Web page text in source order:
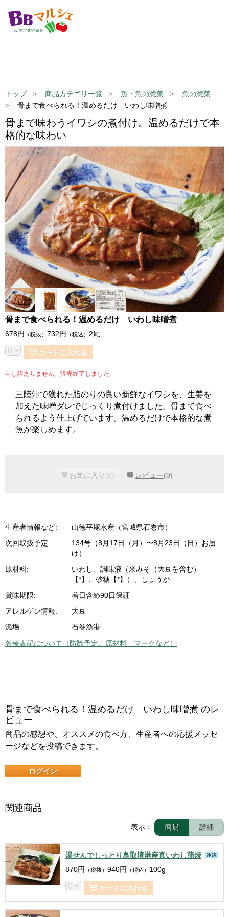
トップ 商品カテゴリ一覧 魚・魚の惣菜
魚の惣菜
骨まで食べられる！温めるだけ いわし味噌煮
骨まで味わうイワシの煮付け。温めるだけで本
格的な味わい
骨まで食べられる！温めるだけ いわし味噌煮
678円 （税抜） 732円 （税込） 2尾
カートに入れる
申し訳ありません。販売終了しました。
三陸沖で獲れた脂のりの良い新鮮なイワシを、生姜を
加えた味噌ダレでじっくり煮付けました。骨まで食べ
られるよう仕上げています。温めるだけで本格的な煮
魚が楽しめます。
お気に入り (0) レビュー(0)
生産者情報など:
山徳平塚水産（宮城県石巻市）
次回取扱予定:
134号（8月17日（月）〜8月23日（日）お届
け）
原材料:
いわし、調味液（米みそ（大豆を含む）
【*】、砂糖【*】）、しょうが
賞味期限:
着日含め90日保証
アレルゲン情報:
大豆
漁場:
石巻漁港
各種表記について（防除予定、原材料、マークなど）
骨まで食べられる！温めるだけ いわし味噌煮 のレ
ビュー
商品の感想や、オススメの食べ方、生産者への応援メッセ
ージなどを投稿できます。
ログイン
関連商品
表示： 簡易 詳細
湯せんでしっとり鳥取境港産真いわし蒲焼 冷凍
870円 （税抜） 940円 （税込） 100g
カートに入れる